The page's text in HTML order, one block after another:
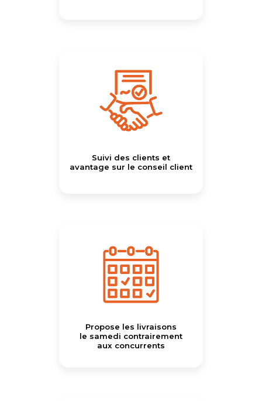
Suivi des clients et
avantage sur le conseil client
Propose les livraisons
le samedi contrairement
aux concurrents